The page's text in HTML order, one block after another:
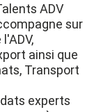
ADV
sur
ainsi que
Transport
experts